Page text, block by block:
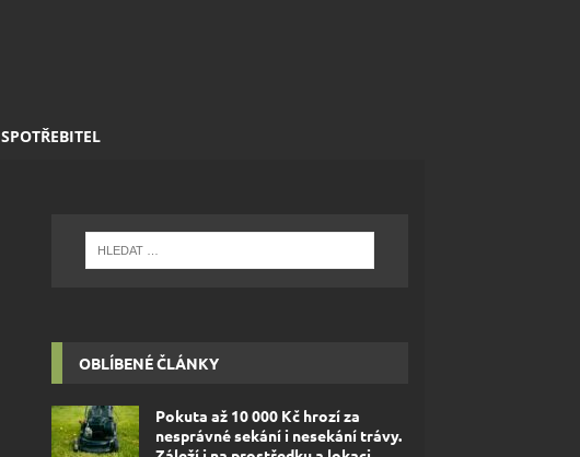
SPOTŘEBITEL
OBLÍBENÉ ČLÁNKY
Pokuta až 10 000 Kč hrozí za
nesprávné sekání i nesekání trávy.